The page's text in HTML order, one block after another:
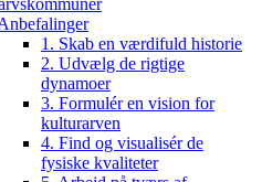
1. Skab en værdifuld historie
2. Udvælg de rigtige
dynamoer
3. Formulér en vision for
kulturarven
4. Find og visualisér de
fysiske kvaliteter